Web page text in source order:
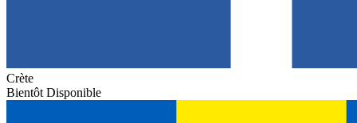
Crète
Bientôt Disponible